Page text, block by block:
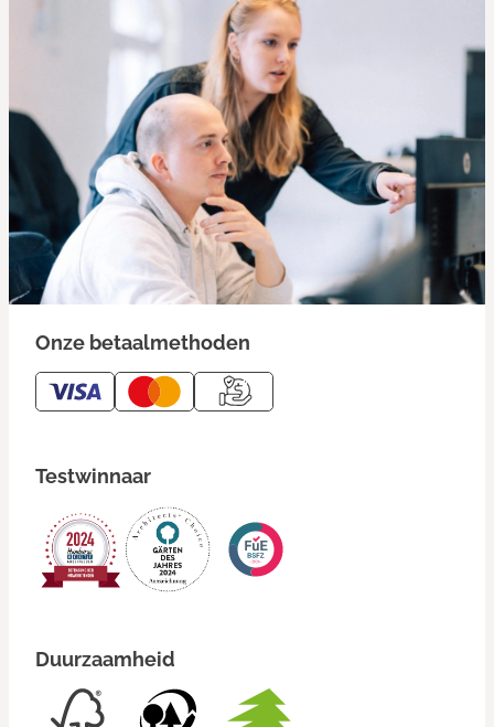
Onze betaalmethoden
Testwinnaar
Duurzaamheid